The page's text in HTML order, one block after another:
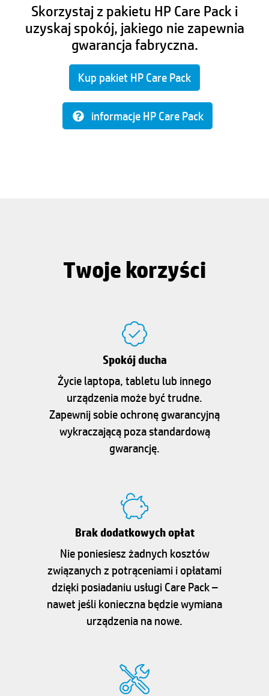
Skorzystaj z pakietu HP Care Pack i
uzyskaj spokój, jakiego nie zapewnia
gwarancja fabryczna.
Kup pakiet HP Care Pack
informacje HP Care Pack
Twoje korzyści
Spokój ducha
Życie laptopa, tabletu lub innego
urządzenia może być trudne.
Zapewnij sobie ochronę gwarancyjną
wykraczającą poza standardową
gwarancję.
Brak dodatkowych opłat
Nie poniesiesz żadnych kosztów
związanych z potrąceniami i opłatami
dzięki posiadaniu usługi Care Pack –
nawet jeśli konieczna będzie wymiana
urządzenia na nowe.